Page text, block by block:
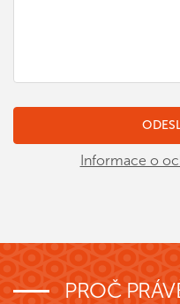
Informace o
PROČ